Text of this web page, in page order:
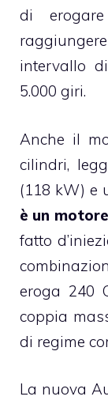
di
intervallo
5.000 giri.
Anche il
cilindri,
(118 kW) e
è un
fatto
eroga 240
coppia
di regime
La nuova